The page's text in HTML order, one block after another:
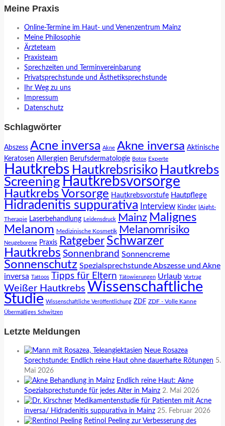
Meine Praxis
Online-Termine im Haut- und Venenzentrum Mainz
Meine Philosophie
Ärzteteam
Praxisteam
Sprechzeiten und Terminvereinbarung
Privatsprechstunde und Ästhetiksprechstunde
Ihr Weg zu uns
Impressum
Datenschutz
Schlagwörter
Abszess Acne inversa Akne Akne inversa Aktinische
Keratosen Allergien Berufsdermatologie Botox Experte
Hautkrebs Hautkrebsrisiko Hautkrebs
Screening Hautkrebsvorsorge
Hautkrebs Vorsorge Hautkrebsvorstufe Hautpflege
Hidradenitis suppurativa Interview Kinder lAight-
Therapie Laserbehandlung Leidensdruck Mainz Malignes
Melanom Medizinische Kosmetik Melanomrisiko
Neugeborene Praxis Ratgeber Schwarzer
Hautkrebs Sonnenbrand Sonnencreme
Sonnenschutz Spezialsprechstunde Abszesse und Akne
inversa
Tattoos Tipps für Eltern Tätowierungen Urlaub Vortrag
Weißer Hautkrebs Wissenschaftliche
Studie Wissenschaftliche Veröffentlichung ZDF ZDF - Volle Kanne
Übermäßiges Schwitzen
Letzte Meldungen
Neue Rosazea
Sprechstunde: Endlich reine Haut ohne dauerhafte Rötungen 5.
Mai 2026
Endlich reine Haut: Akne
Spezialsprechstunde für jedes Alter in Mainz 2. Mai 2026
Medikamentenstudie für Patienten mit Acne
inversa/ Hidradenitis suppurativa in Mainz 25. Februar 2026
Retinol Peeling zur Verbesserung des